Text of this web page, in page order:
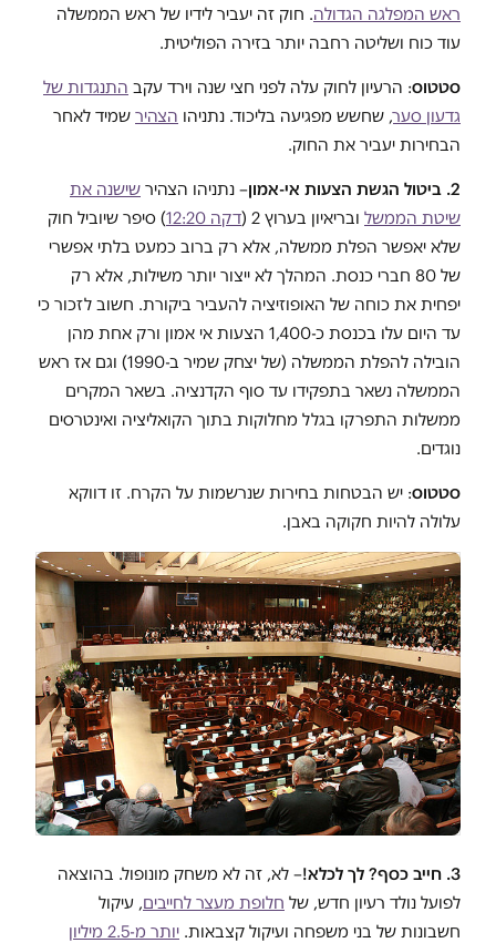
ראש המפלגה הגדולה. חוק זה יעביר לידיו של ראש הממשלה
עוד כוח ושליטה רחבה יותר בזירה הפוליטית.
סטטוס: הרעיון לחוק עלה לפני חצי שנה וירד עקב התנגדות של
גדעון סער, שחשש מפגיעה בליכוד. נתניהו הצהיר שמיד לאחר
הבחירות יעביר את החוק.
2. ביטול הגשת הצעות אי-אמון – נתניהו הצהיר שישנה את
שיטת הממשל ובריאיון בערוץ 2 ( דקה 12:20
) סיפר שיוביל חוק
שלא יאפשר הפלת ממשלה, אלא רק ברוב כמעט בלתי אפשרי
של 80 חברי כנסת. המהלך לא ייצור יותר משילות, אלא רק
יפחית את כוחה של האופוזיציה להעביר ביקורת. חשוב לזכור כי
עד היום עלו בכנסת כ-1,400 הצעות אי אמון ורק אחת מהן
הובילה להפלת הממשלה (של יצחק שמיר ב-1990) וגם אז ראש
הממשלה נשאר בתפקידו עד סוף הקדנציה. בשאר המקרים
ממשלות התפרקו בגלל מחלוקות בתוך הקואליציה ואינטרסים
נוגדים.
סטטוס: יש הבטחות בחירות שנרשמות על הקרח. זו דווקא
עלולה להיות חקוקה באבן.
3. חייב כסף? לך לכלא!
– לא, זה לא משחק מונופול. בהוצאה
לפועל נולד רעיון חדש, של חלופת מעצר לחייבים, עיקול
חשבונות של בני משפחה ועיקול קצבאות.
יותר מ-2.5 מיליון